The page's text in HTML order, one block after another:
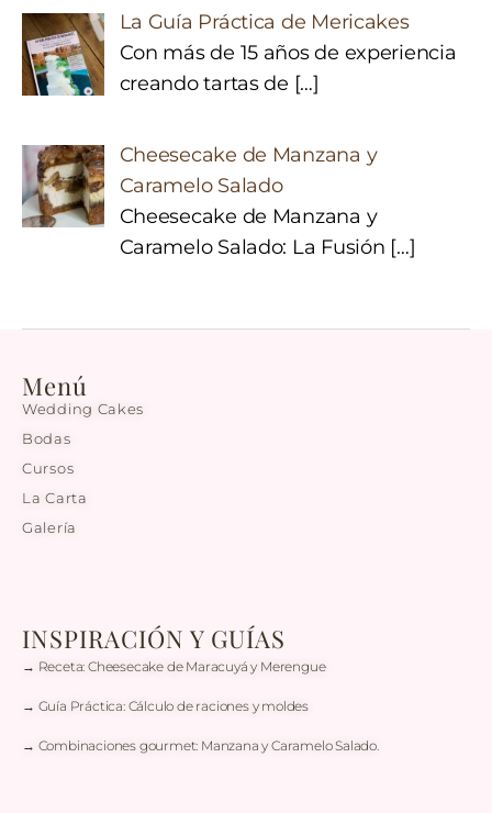
La Guía Práctica de Mericakes
Con más de 15 años de experiencia
creando tartas de […]
Cheesecake de Manzana y
Caramelo Salado
Cheesecake de Manzana y
Caramelo Salado: La Fusión […]
Menú
Wedding Cakes
Bodas
Cursos
La Carta
Galería
INSPIRACIÓN Y GUÍAS
→ Receta: Cheesecake de Maracuyá y Merengue
→ Guía Práctica: Cálculo de raciones y moldes
→ Combinaciones gourmet: Manzana y Caramelo Salado.